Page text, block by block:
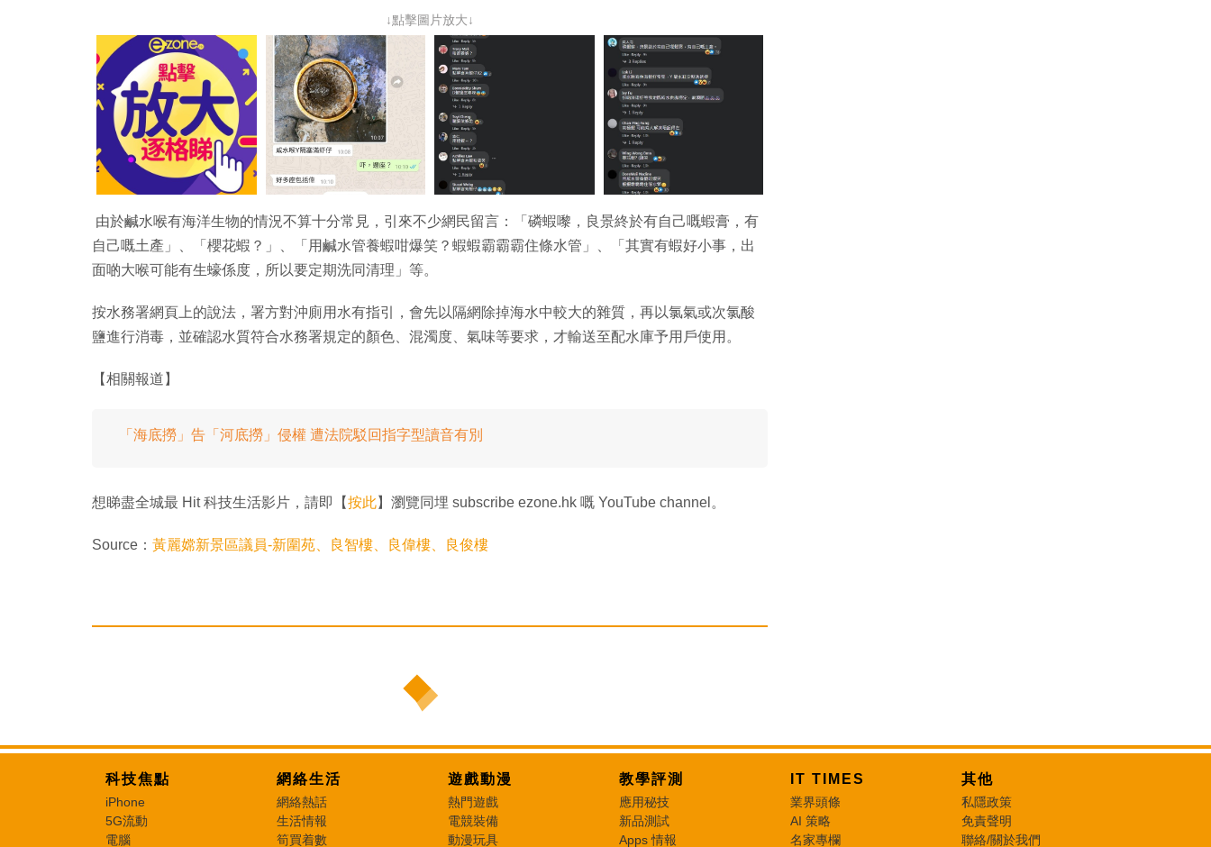
↓點擊圖片放大↓
由於鹹水喉有海洋生物的情況不算十分常見，引來不少網民留言：「磷蝦嚟，良景終於有自己嘅蝦膏，有
自己嘅土產」、「櫻花蝦？」、「用鹹水管養蝦咁爆笑？蝦蝦霸霸霸住條水管」、「其實有蝦好小事，出
面啲大喉可能有生蠔係度，所以要定期洗同清理」等。
按水務署網頁上的說法，署方對沖廁用水有指引，會先以隔網除掉海水中較大的雜質，再以氯氣或次氯酸
鹽進行消毒，並確認水質符合水務署規定的顏色、混濁度、氣味等要求，才輸送至配水庫予用戶使用。
【相關報道】
「海底撈」告「河底撈」侵權 遭法院駁回指字型讀音有別
想睇盡全城最 Hit 科技生活影片，請即【按此】瀏覽同埋 subscribe ezone.hk 嘅 YouTube channel。
Source： 黃麗嫦新景區議員-新圍苑、良智樓、良偉樓、良俊樓
科技焦點
iPhone
5G流動
電腦
網絡生活
網絡熱話
生活情報
筍買着數
遊戲動漫
熱門遊戲
電競裝備
動漫玩具
教學評測
應用秘技
新品測試
Apps 情報
IT TIMES
業界頭條
AI 策略
名家專欄
其他
私隱政策
免責聲明
聯絡/關於我們